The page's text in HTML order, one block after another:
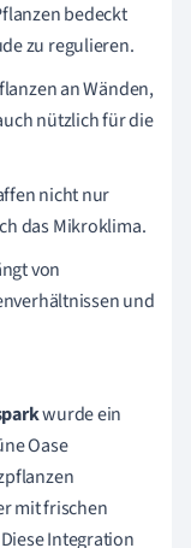
bedeckt
zu regulieren.
an Wänden,
nützlich für die
nicht nur
das Mikroklima.
von
und
wurde ein
Oase
mit frischen
Integration